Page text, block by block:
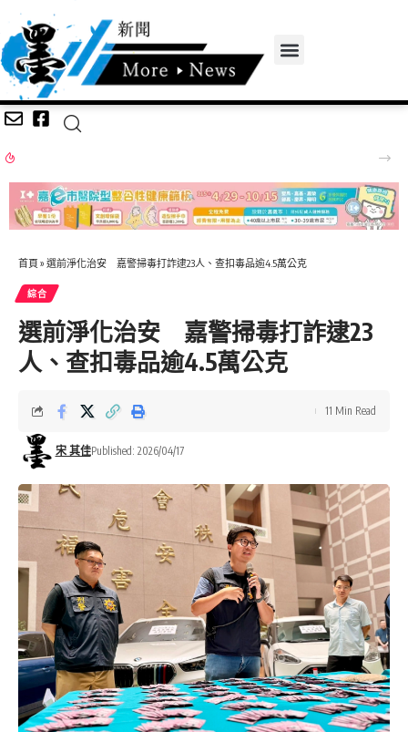
首頁 » 選前淨化治安 嘉警掃毒打詐逮23人、查扣毒品逾4.5萬公克
綜合
選前淨化治安 嘉警掃毒打詐逮23
人、查扣毒品逾4.5萬公克
宋 其佳Published: 2026/04/17
11 Min Read